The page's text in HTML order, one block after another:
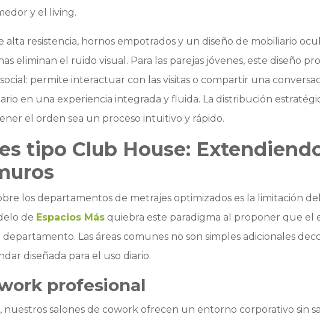
y el living.
alta resistencia, hornos empotrados y un diseño de mobiliario
eliminan el ruido visual. Para las parejas jóvenes, este diseño
permite interactuar con las visitas o compartir una
en una experiencia integrada y fluida. La distribución
el orden sea un proceso intuitivo y rápido.
tipo Club House:
los departamentos de metrajes optimizados es la limitación del
de Espacios Másquiebra este paradigma al proponer que el
Las áreas comunes no son simples adicionales
diseñada para el uso diario.
profesional
nuestros salones de cowork ofrecen un entorno corporativo sin